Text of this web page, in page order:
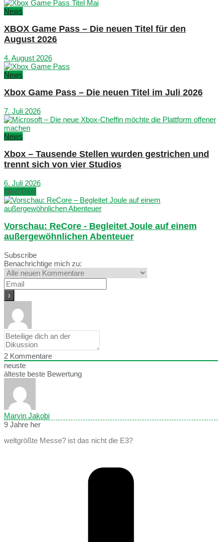
News
XBOX Game Pass – Die neuen Titel für den
August 2026
4. August 2026
News
Xbox Game Pass – Die neuen Titel im Juli 2026
7. Juli 2026
News
Xbox – Tausende Stellen wurden gestrichen und
trennt sich von vier Studios
6. Juli 2026
Next Post
Vorschau: ReCore - Begleitet Joule auf einem
außergewöhnlichen Abenteuer
Subscribe
Benachrichtige mich zu:
2 Kommentare
neuste
älteste beste Bewertung
Marvin Jakobi
9 Jahre her
weltgrößte Messe? ist das nicht die E3?